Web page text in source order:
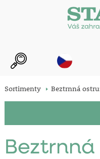
Sortimenty Beztrnná